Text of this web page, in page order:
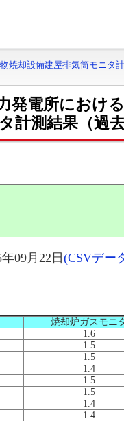
焼却設備建屋排気筒モニタ
発電所におけ
計測結果（過
09月22日(CSVデー
焼却炉ガスモニ
1.6
1.5
1.5
1.4
1.5
1.5
1.4
1.4